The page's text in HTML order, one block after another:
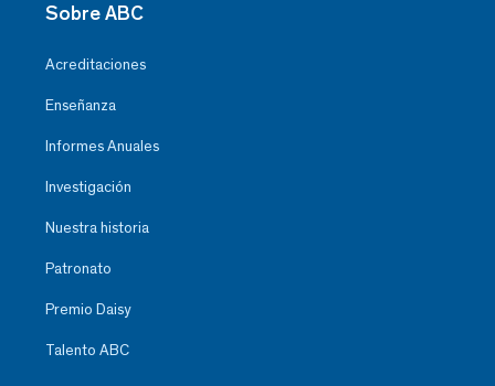
Sobre ABC
Acreditaciones
Enseñanza
Informes Anuales
Investigación
Nuestra historia
Patronato
Premio Daisy
Talento ABC